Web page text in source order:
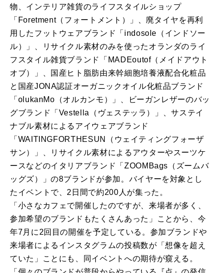
物、インテリア雑貨のライフスタイルショップ
「Foretment（フォートメント）」、廃タイヤを再利
用したフットウェアブランド「indosole（インドソー
ル）」、リサイクル素材のみを使ったオランダのライ
フスタイル雑貨ブランド「MADEoutof（メイドアウト
オブ）」、国産ヒト脂肪由来幹細胞培養液配合化粧品
と国産JONA認証オーガニックオイル化粧品ブランド
「olukanMo（オルカンモ）」、ビーガンレザーのバッ
グブランド「Vestella（ヴェステッラ）」、サステイ
ナブル素材によるアイウェアブランド
「WAITINGFORTHESUN（ウェイティングフォーザ
サン）」、リサイクル素材によるアウターやスーツケ
ースなどのイタリアブランド「ZOOMBags（ズームバ
ッグズ）」の8ブランドが参加。バイヤーを対象とし
たイベントで、2日間で約200人が集った。
「小さなカフェで開催したのですが、来場者が多く、
参加希望のブランドもたくさんあった」ことから、今
年7月に2回目の開催を予定している。参加ブランドや
来場者によるインスタグラムの投稿数が「想像を超え
ていた」ことにも、同イベントへの期待が窺える。